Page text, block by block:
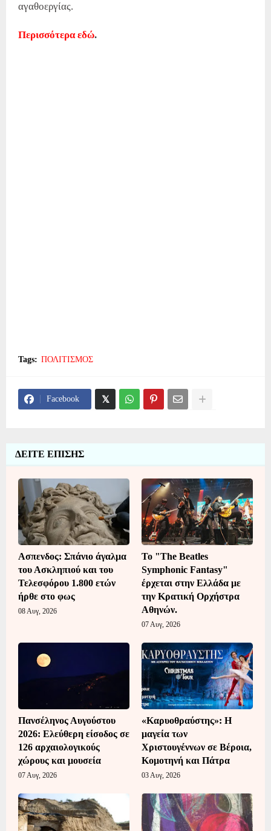
αγαθοεργίας.
Περισσότερα εδώ.
Tags: ΠΟΛΙΤΙΣΜΟΣ
Facebook
ΔΕΙΤΕ ΕΠΙΣΗΣ
Ασπενδος: Σπάνιο άγαλμα
του Ασκληπιού και του
Τελεσφόρου 1.800 ετών
ήρθε στο φως
08 Αυγ, 2026
Το "The Beatles
Symphonic Fantasy"
έρχεται στην Ελλάδα με
την Κρατική Ορχήστρα
Αθηνών.
07 Αυγ, 2026
Πανσέληνος Αυγούστου
2026: Ελεύθερη είσοδος σε
126 αρχαιολογικούς
χώρους και μουσεία
07 Αυγ, 2026
«Καρυοθραύστης»: Η
μαγεία των
Χριστουγέννων σε Βέροια,
Κομοτηνή και Πάτρα
03 Αυγ, 2026